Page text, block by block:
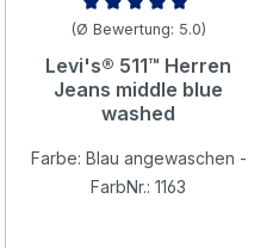
Durchschnittliche Bewertung
(Ø Bewertung: 5.0)
Levi's® 511™ Herren
Jeans middle blue
washed
Farbe: Blau angewaschen -
FarbNr.: 1163